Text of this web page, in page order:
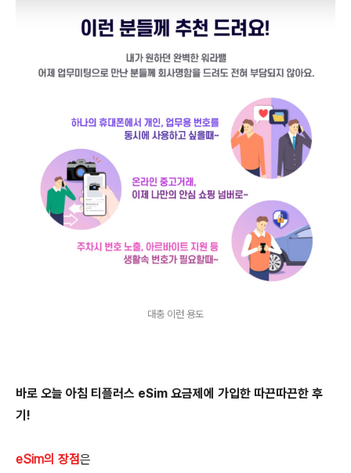
대충 이런 용도
바로 오늘 아침 티플러스 eSim 요금제에 가입한 따끈따끈한 후
기!
eSim의 장점은